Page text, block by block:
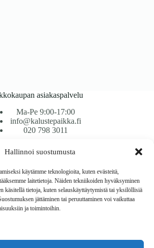
Hallinnoi suostumusta
käytämme teknologioita, kuten evästeitä,
laitetietoja. Näiden tekniikoiden hyväksyminen
käsitellä tietoja, kuten selauskäyttäytymistä tai yksilöllisiä
jättäminen tai peruuttaminen voi vaikuttaa
ja toimintoihin.
asiakaspalvelu
Ma-Pe 9:00-17:00
info@kalustepaikka.fi
020 798 3011
/ Maksutavat
Toimitustavat
Maksutavat
Vaihto ja palautus
Reklamaatiot